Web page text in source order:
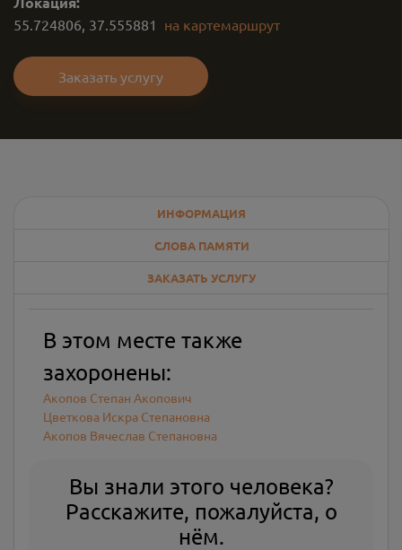
55.724806, 37.555881 на картемаршрут
Заказать услугу
ИНФОРМАЦИЯ
СЛОВА ПАМЯТИ
ЗАКАЗАТЬ УСЛУГУ
В этом месте также
захоронены:
Акопов Степан Акопович
Цветкова Искра Степановна
Акопов Вячеслав Степановна
Вы знали этого человека?
Расскажите, пожалуйста, о
нём.